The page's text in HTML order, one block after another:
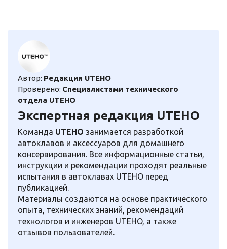
Автор: Редакция UTEHO
Проверено: Специалистами технического
отдела UTEHO
Экспертная редакция UTEHO
Команда UTEHO занимается разработкой
автоклавов и аксессуаров для домашнего
консервирования. Все информационные статьи,
инструкции и рекомендации проходят реальные
испытания в автоклавах UTEHO перед
публикацией.
Материалы создаются на основе практического
опыта, технических знаний, рекомендаций
технологов и инженеров UTEHO, а также
отзывов пользователей.